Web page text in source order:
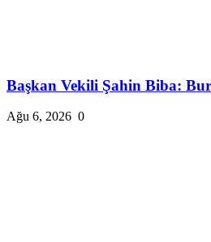
Başkan Vekili Şahin Biba:
Ağu 6, 2026 0